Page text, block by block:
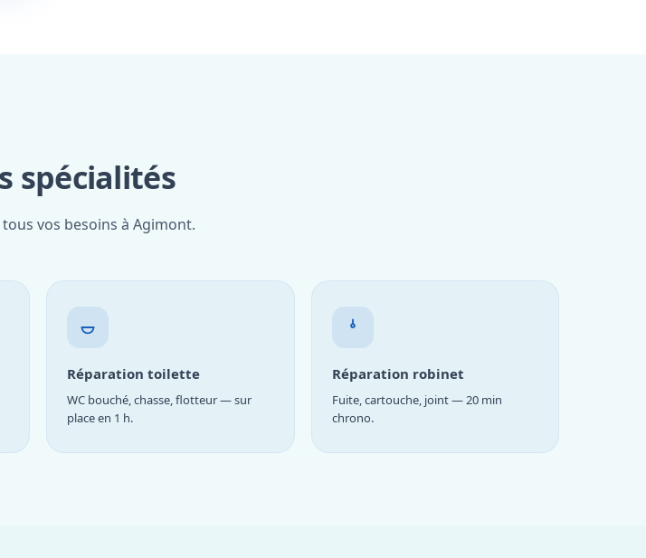
spécialités
vos besoins à Agimont.
Réparation toilette
WC bouché, chasse, flotteur — sur
place en 1 h.
Réparation robinet
Fuite, cartouche, joint — 20 min
chrono.